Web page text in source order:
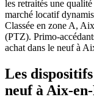
les retraités une
marché locatif
Classée en zone A,
(PTZ). Primo-
achat dans le neuf à
Les
neuf à Aix-